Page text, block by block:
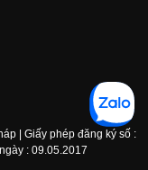
| Giấy phép đăng ký số :
: 09.05.2017